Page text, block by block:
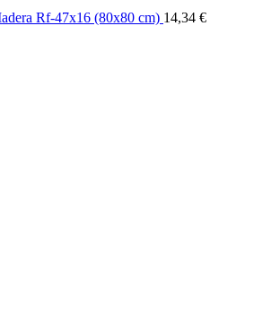
Rf-47x16 (80x80 cm) 14,34 €